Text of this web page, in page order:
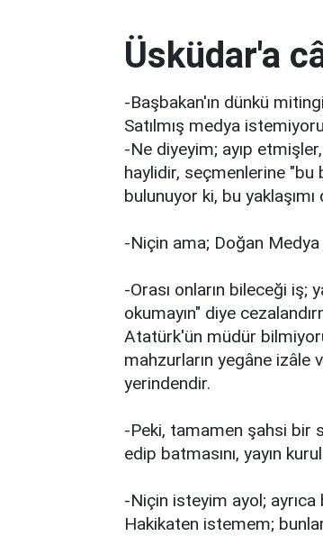
Üsküdar'a
-Başbakan'ın dünkü
Satılmış medya
-Ne diyeyim; ayıp
haylidir, seçmenlerine "bu
bulunuyor ki, bu
-Niçin ama; Doğan Medya
-Orası onların bileceği iş;
okumayın" diye
Atatürk'ün müdür
mahzurların yegâne izâle
yerindendir.
-Peki, tamamen şahsi bir
edip batmasını, yayın
-Niçin isteyim ayol;
Hakikaten istemem;